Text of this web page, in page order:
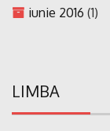
iunie 2016 (1)
LIMBA